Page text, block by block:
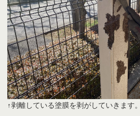
↑剥離している塗膜を剥がしていきます。